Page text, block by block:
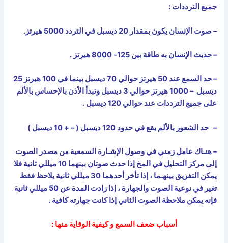
جميع الترددات :
– صوت الإنسان يكون بمقدار 20 ديسبل في التردد 5000 هيرتز .
– حديث الإنسان به طاقة بين 125- 8000 هيرتز .
– حد السمع عند 50 هيرتز حوالي 70 ديسبل بينما في 100 هيرتز 25
ديسبل – 1000 هيرتز حوالي 3 ديسبل وتبدأ الأذن بالإحساس بالألم
على جميع الترددات عند حوالي 120 ديسبل .
– حد الشعور بالألم يقع في حدود 120 ديسبل ( – + 10 ديسبل )
– هنـاك عامل زمني في وصول الإشـارة السمعية من مصدر الصوت
إلى مركز التحليل في المخ إذا حدث صوتان بينهما 10 ميللي ثانية فلا
يمكن التفريق بينهـما ، إذا تأخر أحدهما 30 ميللي ثانية يلاحظ فقط
تغير في نوعية الصوت والجهارة ، إذا زادت المدة عن 50 ميللي ثانية
فإنه يمكن ملاحظة الصوت الثاني إذا كانت جهارته كافية .
أسباب ضعف السمع و كيفية الوقاية منها :